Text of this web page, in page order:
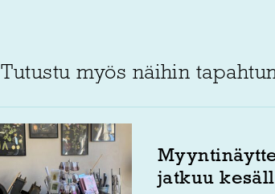
Tutustu myös näihin
jatkuu